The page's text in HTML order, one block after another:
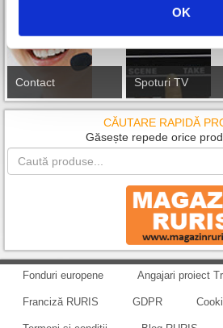
OK
Contact Spoturi TV
CĂUTARE RAPIDĂ
Găsește repede orice
Fonduri europene Angajari proiect
Franciză RURIS GDPR